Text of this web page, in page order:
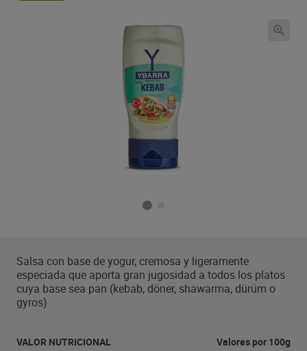
Salsa con base de yogur, cremosa y ligeramente
especiada que aporta gran jugosidad a todos los platos
cuya base sea pan (kebab, döner, shawarma, dürüm o
gyros)
VALOR NUTRICIONAL Valores por 100g